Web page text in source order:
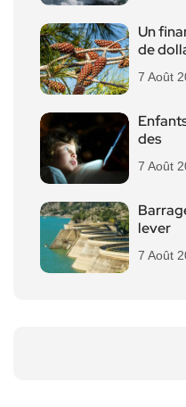
Un
de
7 Août
des
7 Août
lever
7 Août